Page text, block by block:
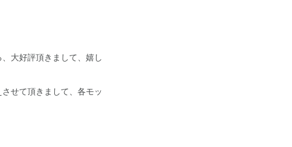
大好評頂きまして、嬉し
せて頂きまして、各モッ